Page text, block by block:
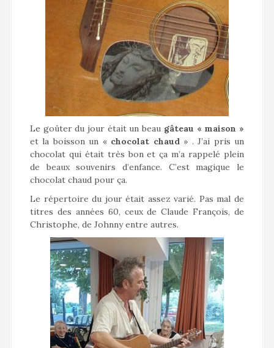
Le goûter du jour était un beau gâteau « maison »
et la boisson un « chocolat chaud » . J’ai pris un
chocolat qui était très bon et ça m’a rappelé plein
de beaux souvenirs d’enfance. C’est magique le
chocolat chaud pour ça.
Le répertoire du jour était assez varié. Pas mal de
titres des années 60, ceux de Claude François, de
Christophe, de Johnny entre autres.